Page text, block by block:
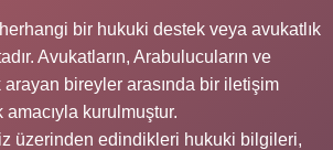
bir hukuki destek veya avukatlık
Avukatların, Arabulucuların ve
arayan bireyler arasında bir iletişim
kurulmuştur.
üzerinden edindikleri hukuki bilgileri,